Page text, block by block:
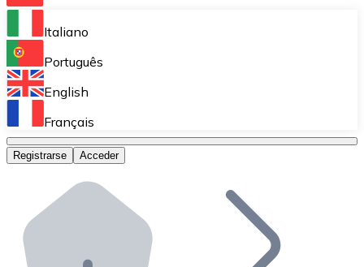
Bitnovo Ramp
Integra nuestra solución en tu plataforma.
Bitnovo Giftcards
Bitnovo OTC
Bitnovo ATM
Integra un ATM Bitnovo en tu negocio y permite que
Bitnovo API
Italiano
Português
English
Français
Registrarse Acceder